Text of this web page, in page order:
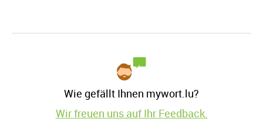
Wie gefällt Ihnen mywort.lu?
Wir freuen uns auf Ihr Feedback.